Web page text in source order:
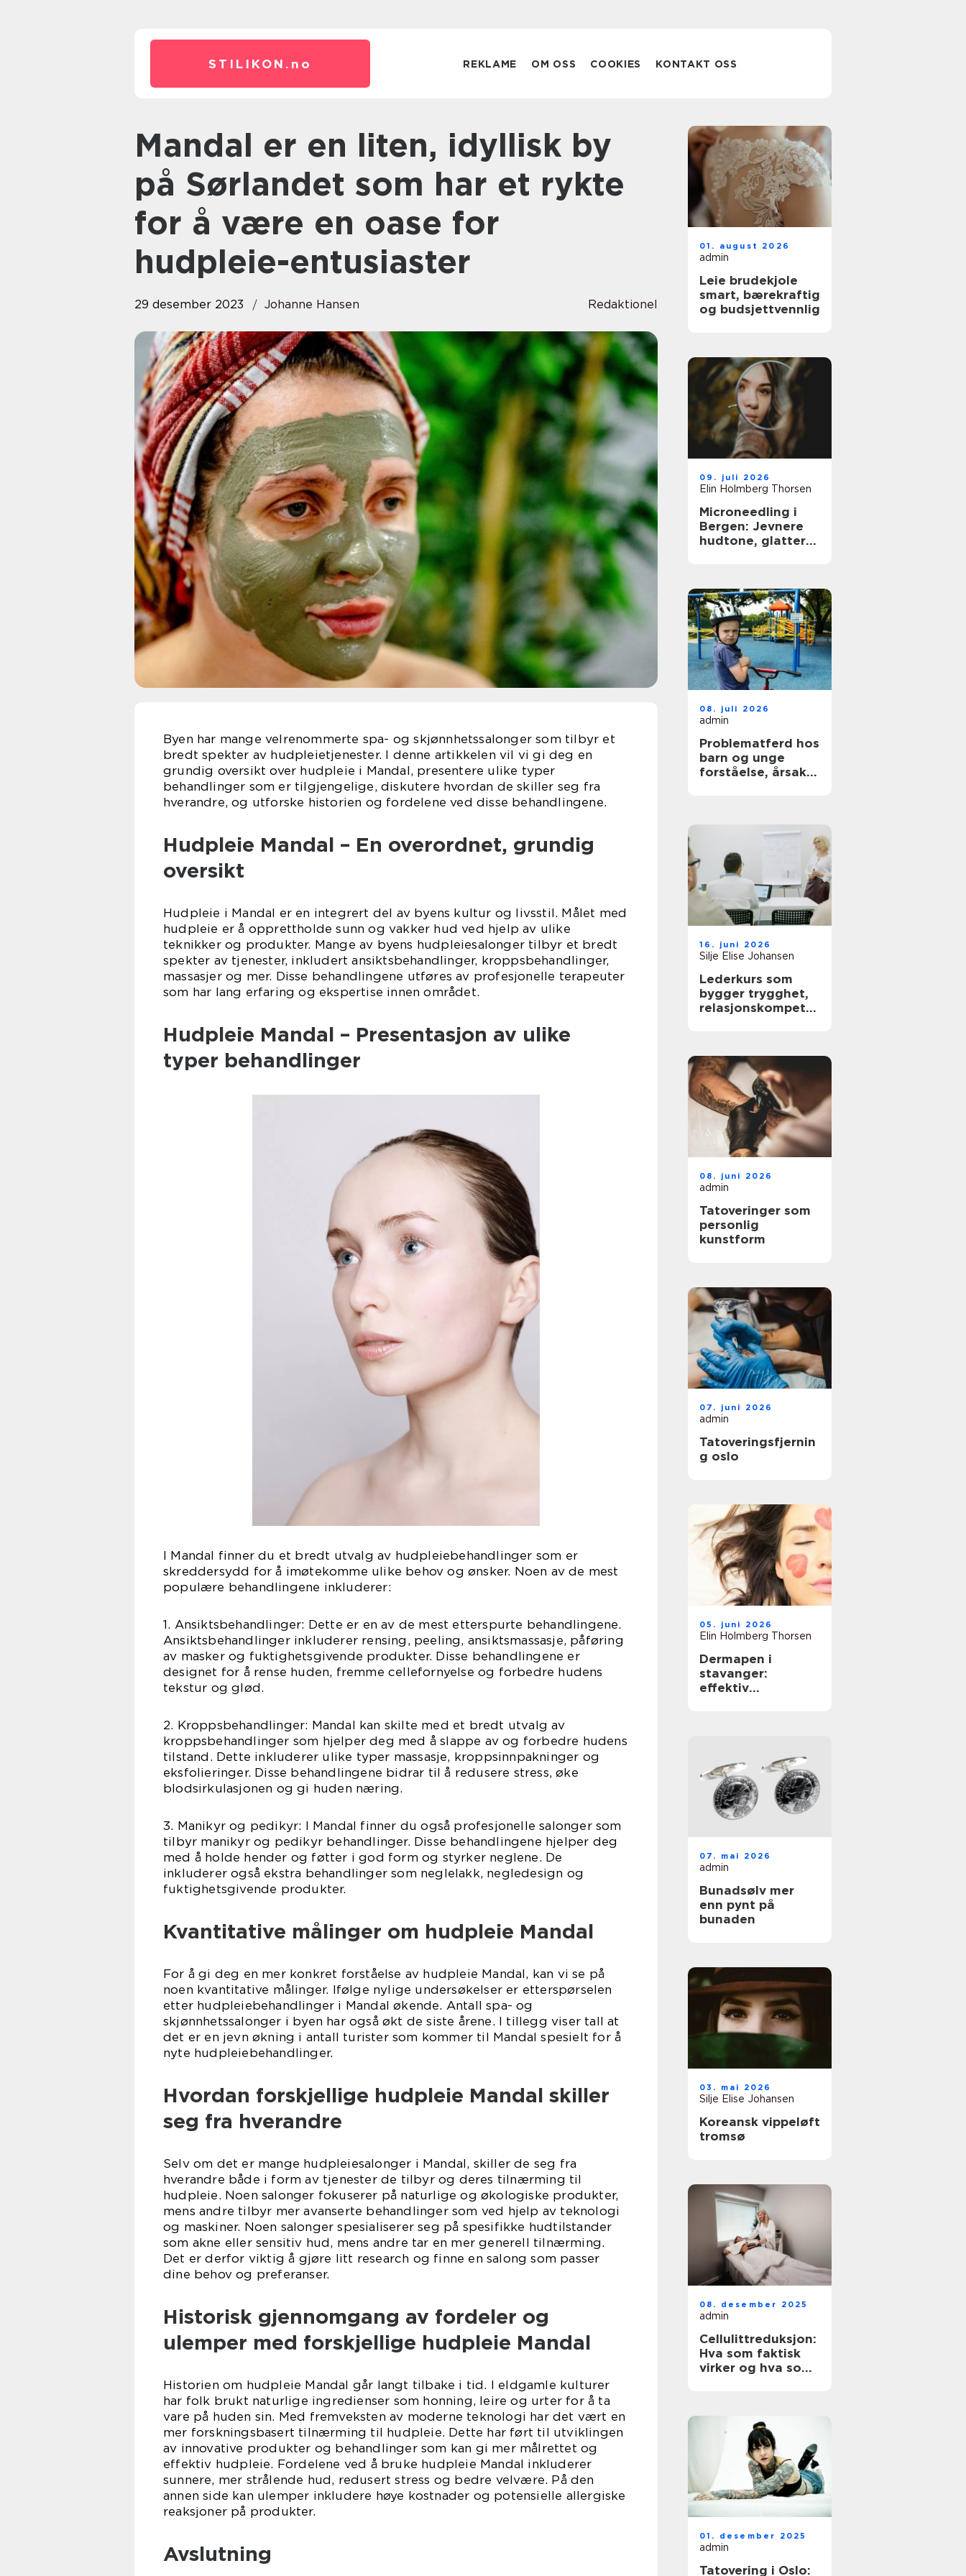
STILIKON. no REKLAME OM OSS COOKIES KONTAKT OSS
Mandal er en liten, idyllisk by
på Sørlandet som har et rykte
for å være en oase for
hudpleie-entusiaster
29 desember 2023 Johanne Hansen Redaktionel
Byen har mange velrenommerte spa- og skjønnhetssalonger som tilbyr et
bredt spekter av hudpleietjenester. I denne artikkelen vil vi gi deg en
grundig oversikt over hudpleie i Mandal, presentere ulike typer
behandlinger som er tilgjengelige, diskutere hvordan de skiller seg fra
hverandre, og utforske historien og fordelene ved disse behandlingene.
Hudpleie Mandal – En overordnet, grundig
oversikt
Hudpleie i Mandal er en integrert del av byens kultur og livsstil. Målet med
hudpleie er å opprettholde sunn og vakker hud ved hjelp av ulike
teknikker og produkter. Mange av byens hudpleiesalonger tilbyr et bredt
spekter av tjenester, inkludert ansiktsbehandlinger, kroppsbehandlinger,
massasjer og mer. Disse behandlingene utføres av profesjonelle terapeuter
som har lang erfaring og ekspertise innen området.
Hudpleie Mandal – Presentasjon av ulike
typer behandlinger
I Mandal finner du et bredt utvalg av hudpleiebehandlinger som er
skreddersydd for å imøtekomme ulike behov og ønsker. Noen av de mest
populære behandlingene inkluderer:
1. Ansiktsbehandlinger: Dette er en av de mest etterspurte behandlingene.
Ansiktsbehandlinger inkluderer rensing, peeling, ansiktsmassasje, påføring
av masker og fuktighetsgivende produkter. Disse behandlingene er
designet for å rense huden, fremme cellefornyelse og forbedre hudens
tekstur og glød.
2. Kroppsbehandlinger: Mandal kan skilte med et bredt utvalg av
kroppsbehandlinger som hjelper deg med å slappe av og forbedre hudens
tilstand. Dette inkluderer ulike typer massasje, kroppsinnpakninger og
eksfolieringer. Disse behandlingene bidrar til å redusere stress, øke
blodsirkulasjonen og gi huden næring.
3. Manikyr og pedikyr: I Mandal finner du også profesjonelle salonger som
tilbyr manikyr og pedikyr behandlinger. Disse behandlingene hjelper deg
med å holde hender og føtter i god form og styrker neglene. De
inkluderer også ekstra behandlinger som neglelakk, negledesign og
fuktighetsgivende produkter.
Kvantitative målinger om hudpleie Mandal
For å gi deg en mer konkret forståelse av hudpleie Mandal, kan vi se på
noen kvantitative målinger. Ifølge nylige undersøkelser er etterspørselen
etter hudpleiebehandlinger i Mandal økende. Antall spa- og
skjønnhetssalonger i byen har også økt de siste årene. I tillegg viser tall at
det er en jevn økning i antall turister som kommer til Mandal spesielt for å
nyte hudpleiebehandlinger.
Hvordan forskjellige hudpleie Mandal skiller
seg fra hverandre
Selv om det er mange hudpleiesalonger i Mandal, skiller de seg fra
hverandre både i form av tjenester de tilbyr og deres tilnærming til
hudpleie. Noen salonger fokuserer på naturlige og økologiske produkter,
mens andre tilbyr mer avanserte behandlinger som ved hjelp av teknologi
og maskiner. Noen salonger spesialiserer seg på spesifikke hudtilstander
som akne eller sensitiv hud, mens andre tar en mer generell tilnærming.
Det er derfor viktig å gjøre litt research og finne en salong som passer
dine behov og preferanser.
Historisk gjennomgang av fordeler og
ulemper med forskjellige hudpleie Mandal
Historien om hudpleie Mandal går langt tilbake i tid. I eldgamle kulturer
har folk brukt naturlige ingredienser som honning, leire og urter for å ta
vare på huden sin. Med fremveksten av moderne teknologi har det vært en
mer forskningsbasert tilnærming til hudpleie. Dette har ført til utviklingen
av innovative produkter og behandlinger som kan gi mer målrettet og
effektiv hudpleie. Fordelene ved å bruke hudpleie Mandal inkluderer
sunnere, mer strålende hud, redusert stress og bedre velvære. På den
annen side kan ulemper inkludere høye kostnader og potensielle allergiske
reaksjoner på produkter.
Avslutning
01. august 2026
admin
Leie brudekjole
smart, bærekraftig
og budsjettvennlig
09. juli 2026
Elin Holmberg Thorsen
Microneedling i
Bergen: Jevnere
hudtone, glattere
08. juli 2026
admin
Problematferd hos
barn og unge
forståelse, årsaker
16. juni 2026
Silje Elise Johansen
Lederkurs som
bygger trygghet,
relasjonskompeta
08. juni 2026
admin
Tatoveringer som
personlig
kunstform
07. juni 2026
admin
Tatoveringsfjernin
g oslo
05. juni 2026
Elin Holmberg Thorsen
Dermapen i
stavanger:
effektiv
07. mai 2026
admin
Bunadsølv mer
enn pynt på
bunaden
03. mai 2026
Silje Elise Johansen
Koreansk vippeløft
tromsø
08. desember 2025
admin
Cellulittreduksjon:
Hva som faktisk
virker og hva som
01. desember 2025
admin
Tatovering i Oslo: